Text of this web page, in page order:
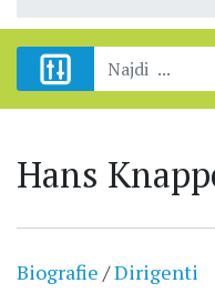
Hans
Biografie /Dirigenti